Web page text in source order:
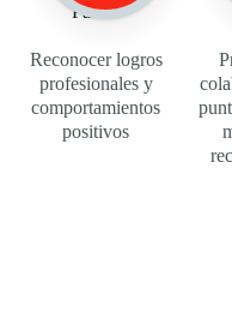
Paso 1
Reconocer logros
profesionales y
comportamientos
positivos